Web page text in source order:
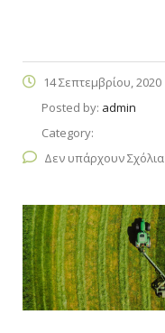
14 Σεπτεμβρίου, 2020
Posted by: admin
Category:
Δεν υπάρχουν Σχόλια